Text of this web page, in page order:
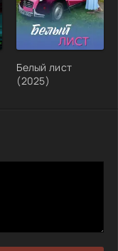
Белый лист
(2025)